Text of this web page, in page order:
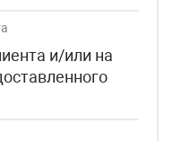
и/или на